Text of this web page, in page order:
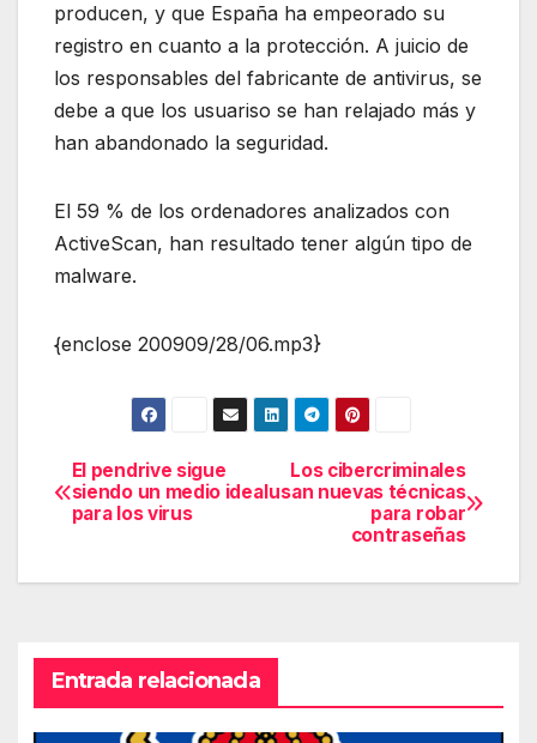
producen, y que España ha empeorado su
registro en cuanto a la protección. A juicio de
los responsables del fabricante de antivirus, se
debe a que los usuariso se han relajado más y
han abandonado la seguridad.
El 59 % de los ordenadores analizados con
ActiveScan, han resultado tener algún tipo de
malware.
{enclose 200909/28/06.mp3}
Navegación
de
entradas
Los cibercriminales
usan nuevas técnicas
para robar
contraseñas
El pendrive sigue
siendo un medio ideal
para los virus
Entrada relacionada